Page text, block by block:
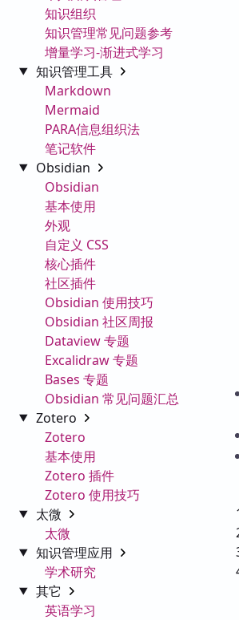
知识组织
知识管理常见问题参考
增量学习-渐进式学习
知识管理工具
Markdown
Mermaid
PARA信息组织法
笔记软件
Obsidian
Obsidian
基本使用
外观
自定义 CSS
核心插件
社区插件
Obsidian 使用技巧
Obsidian 社区周报
Dataview 专题
Excalidraw 专题
Bases 专题
Obsidian 常见问题汇总
Zotero
Zotero
基本使用
Zotero 插件
Zotero 使用技巧
太微
太微
知识管理应用
学术研究
其它
英语学习